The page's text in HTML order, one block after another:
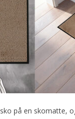
på en skomatte,